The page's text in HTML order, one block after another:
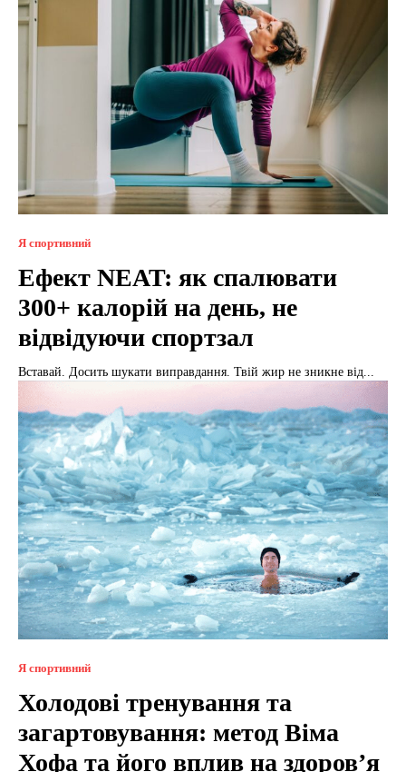
Я спортивний
Ефект NEAT: як спалювати
300+ калорій на день, не
відвідуючи спортзал
Вставай. Досить шукати виправдання. Твій жир не зникне від...
Я спортивний
Холодові тренування та
загартовування: метод Віма
Хофа та його вплив на здоров’я